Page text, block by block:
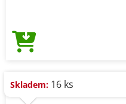
Skladem: 16 ks